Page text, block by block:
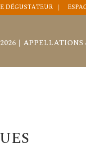
DÉGUSTATEUR
APPELLATIONS